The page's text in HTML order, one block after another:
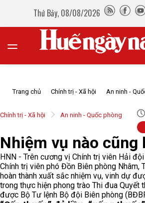
Thứ Bảy, 08/08/2026
Trang chủ Chính trị - Xã hội An ninh -
Chính trị - Xã hội An ninh - Quốc phòng
Nhiệm vụ nào
HNN - Trên cương vị Chính trị viên Hải
Chính trị viên phó Đồn Biên phòng Nhâm,
hoàn thành xuất sắc nhiệm vụ, vinh dự
trong thực hiện phong trào Thi đua Quyết
được Bộ Tư lệnh Bộ đội Biên phòng